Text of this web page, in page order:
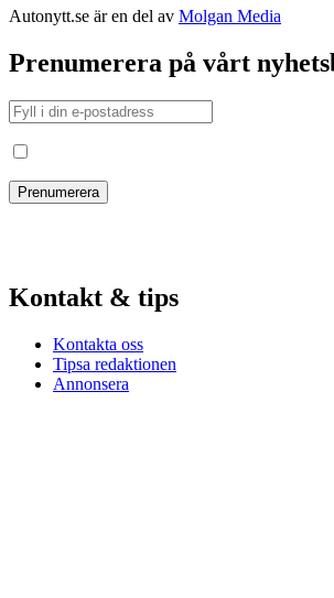
Autonytt.se är en del av Molgan Media
Prenumerera på vårt
Kontakt & tips
Kontakta oss
Tipsa redaktionen
Annonsera